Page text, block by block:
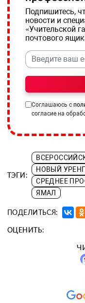
Подпишитесь,
новости и
«Учительской
почтового
Соглашаюсь с
согласие на
ТЭГИ:
НОВЫЙ
СРЕДНЕЕ
ЯМАЛ
ПОДЕЛИТЬСЯ:
ОЦЕНИТЬ: